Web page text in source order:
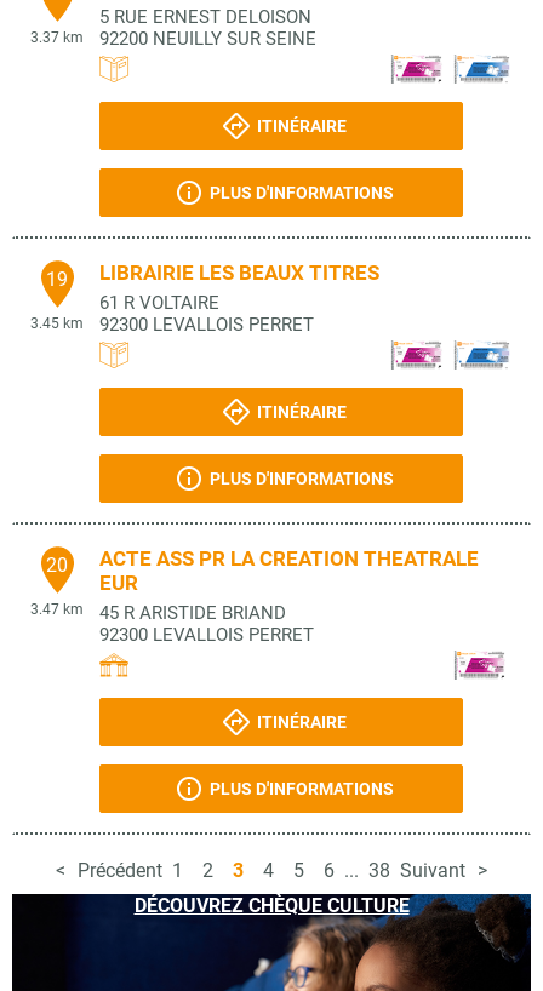
3.37 km
5 RUE ERNEST DELOISON
92200 NEUILLY SUR SEINE
ITINÉRAIRE
PLUS D'INFORMATIONS
19
3.45 km
LIBRAIRIE LES BEAUX TITRES
61 R VOLTAIRE
92300 LEVALLOIS PERRET
ITINÉRAIRE
PLUS D'INFORMATIONS
20
3.47 km
ACTE ASS PR LA CREATION THEATRALE
EUR
45 R ARISTIDE BRIAND
92300 LEVALLOIS PERRET
ITINÉRAIRE
PLUS D'INFORMATIONS
Précédent 1 2 3 4 5 6 ... 38 Suivant
DÉCOUVREZ CHÈQUE CULTURE